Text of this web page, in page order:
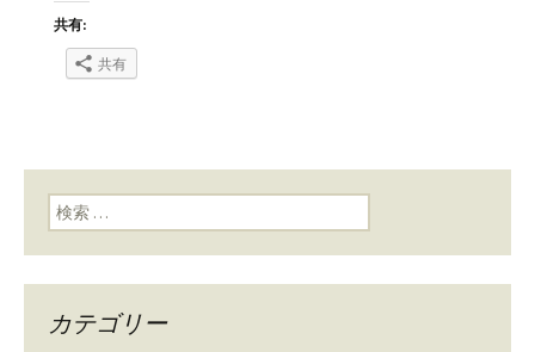
共有:
共有
検索:
カテゴリー